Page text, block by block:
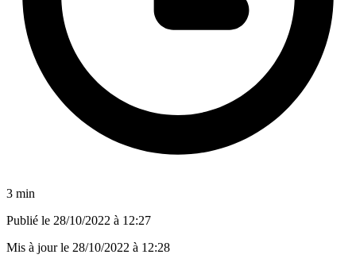
3 min
Publié le 28/10/2022 à 12:27
Mis à jour le 28/10/2022 à 12:28